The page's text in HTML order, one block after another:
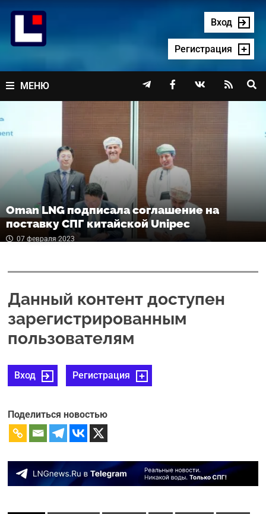
содержимому
Вход
Регистрация
МЕНЮ    
Oman LNG подписала соглашение на
поставку СПГ китайской Unipec
07 февраля 2023
Данный контент доступен
зарегистрированным
пользователям
Вход Регистрация
Поделиться новостью